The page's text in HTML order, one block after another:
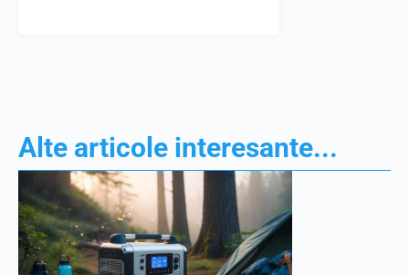
Alte articole interesante...